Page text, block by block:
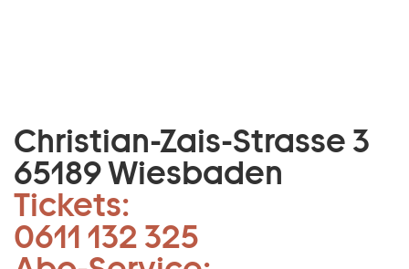
Christian-Zais-Strasse 3
65189 Wiesbaden
Tickets:
0611 132 325